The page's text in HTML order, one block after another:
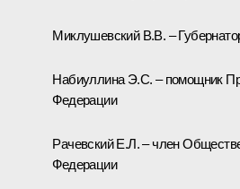
Миклушевский В.В. –
Набиуллина Э.С. – помощник
Федерации
Рачевский Е.Л. – член
Федерации